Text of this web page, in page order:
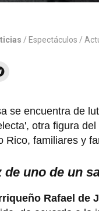
/ Espectáculos /
se encuentra de
otra figura
Rico, familiares y
de uno de un
Rafael de